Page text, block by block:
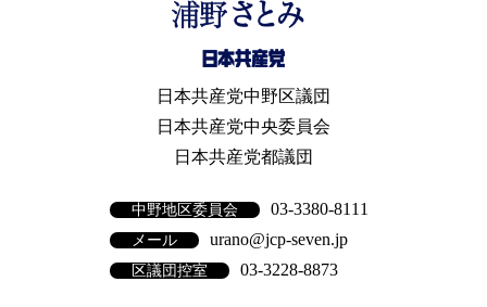
日本共産党中野区議団
日本共産党中央委員会
日本共産党都議団
中野地区委員会 03-3380-8111
メール urano@jcp-seven.jp
区議団控室 03-3228-8873